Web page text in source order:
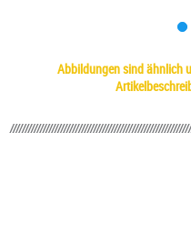
Abbildungen sind ähnlich